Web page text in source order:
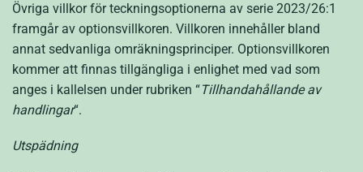
Övriga villkor för teckningsoptionerna av serie 2023/26:1
framgår av optionsvillkoren. Villkoren innehåller bland
annat sedvanliga omräkningsprinciper. Optionsvillkoren
kommer att finnas tillgängliga i enlighet med vad som
anges i kallelsen under rubriken “Tillhandahållande av
handlingar“.
Utspädning